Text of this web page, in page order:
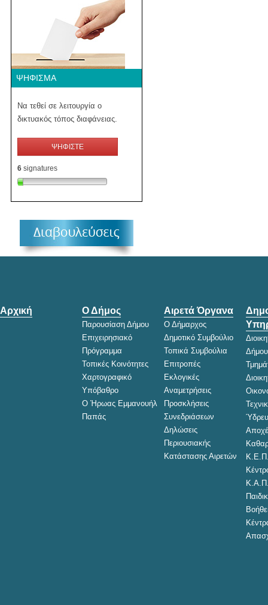
ΨΉΦΙΣΜΑ
Να τεθεί σε λειτουργία ο
δικτυακός τόπος διαφάνειας.
ΨΗΦΙΣΤΕ
6 signatures
Αρχική Ο Δήμος
Παρουσίαση Δήμου
Επιχειρησιακό
Πρόγραμμα
Τοπικές Κοινότητες
Χαρτογραφικό
Υπόβαθρο
Ο Ήρωας Εμμανουήλ
Παπάς
Αιρετά Όργανα
Ο Δήμαρχος
Δημοτικό Συμβούλιο
Τοπικά Συμβούλια
Επιτροπές
Εκλογικές
Αναμετρήσεις
Προσκλήσεις
Συνεδριάσεων
Δηλώσεις
Περιουσιακής
Κατάστασης Αιρετών
Δήμου